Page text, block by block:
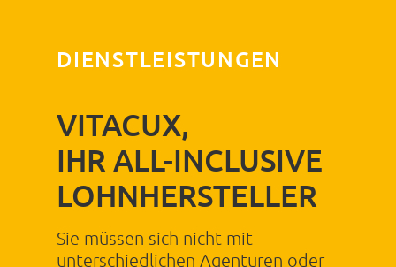
Fragen Sie nach unserer Produktspezifikation!
DIENSTLEISTUNGEN
VITACUX,
IHR ALL-INCLUSIVE
LOHNHERSTELLER
Sie müssen sich nicht mit
unterschiedlichen Agenturen oder